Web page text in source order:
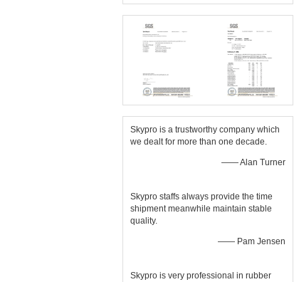
Skypro is a trustworthy company which
we dealt for more than one decade.
—— Alan Turner
Skypro staffs always provide the time
shipment meanwhile maintain stable
quality.
—— Pam Jensen
Skypro is very professional in rubber